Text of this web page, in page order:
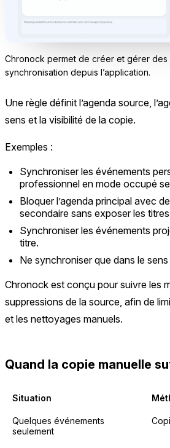
Chronock permet de créer et gérer des
synchronisation depuis l’application.
Une règle définit l’agenda source,
sens et la visibilité de la copie.
Exemples :
Synchroniser les événements
professionnel en mode occupé
Bloquer l’agenda principal avec
secondaire sans exposer les
Synchroniser les événements
titre.
Ne synchroniser que dans le
Chronock est conçu pour suivre les
suppressions de la source, afin de
et les nettoyages manuels.
Quand la copie manuelle
Situation
Quelques événements
seulement